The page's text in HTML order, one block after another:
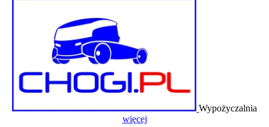
Wypożyczalnia
więcej